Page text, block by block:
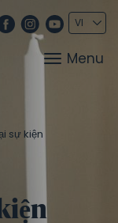
Menu
sự kiện